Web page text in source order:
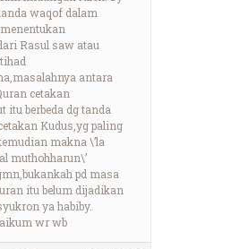
waqof dalam
Rasul saw atau
antara
cetakan
itu berbeda dg tanda
Kudus,yg paling
makna \’la
muthohharun\’
pd masa
itu belum dijadikan
ya habiby.
wr wb